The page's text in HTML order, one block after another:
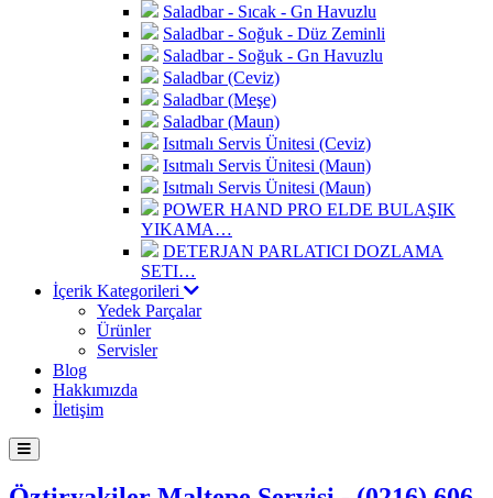
Saladbar - Sıcak - Gn Havuzlu
Saladbar - Soğuk - Düz Zeminli
Saladbar - Soğuk - Gn Havuzlu
Saladbar (Ceviz)
Saladbar (Meşe)
Saladbar (Maun)
Isıtmalı Servis Ünitesi (Ceviz)
Isıtmalı Servis Ünitesi (Maun)
Isıtmalı Servis Ünitesi (Maun)
POWER HAND PRO ELDE BULAŞIK
YIKAMA…
DETERJAN PARLATICI DOZLAMA
SETI…
İçerik Kategorileri
Yedek Parçalar
Ürünler
Servisler
Blog
Hakkımızda
İletişim